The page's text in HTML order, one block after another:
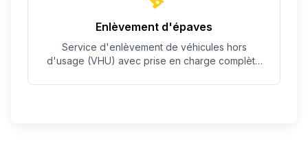
Enlèvement d'épaves
Service d'enlèvement de véhicules hors
d'usage (VHU) avec prise en charge complète